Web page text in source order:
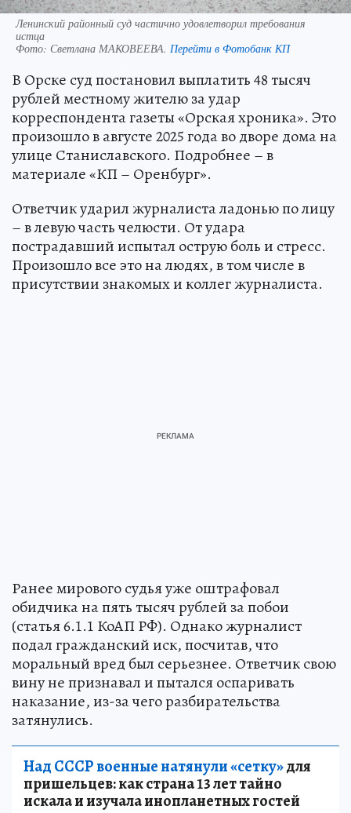
Ленинский районный суд частично удовлетворил требования
истца
Фото: Светлана МАКОВЕЕВА. Перейти в Фотобанк КП
В Орске суд постановил выплатить 48 тысяч
рублей местному жителю за удар
корреспондента газеты «Орская хроника». Это
произошло в августе 2025 года во дворе дома на
улице Станиславского. Подробнее – в
материале «КП – Оренбург».
Ответчик ударил журналиста ладонью по лицу
– в левую часть челюсти. От удара
пострадавший испытал острую боль и стресс.
Произошло все это на людях, в том числе в
присутствии знакомых и коллег журналиста.
Ранее мирового судья уже оштрафовал
обидчика на пять тысяч рублей за побои
(статья 6.1.1 КоАП РФ). Однако журналист
подал гражданский иск, посчитав, что
моральный вред был серьезнее. Ответчик свою
вину не признавал и пытался оспаривать
наказание, из-за чего разбирательства
затянулись.
Над СССР военные натянули «сетку»для
пришельцев: как страна 13 лет тайно
искала и изучала инопланетных гостей